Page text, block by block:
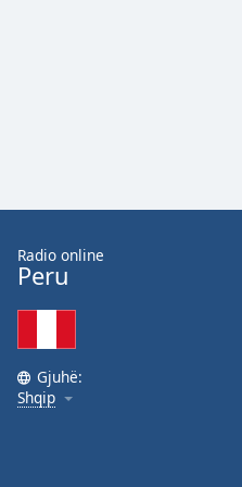
window.
dialog
window.
Escape
will
Radio online
Peru
Gjuhë:
Shqip